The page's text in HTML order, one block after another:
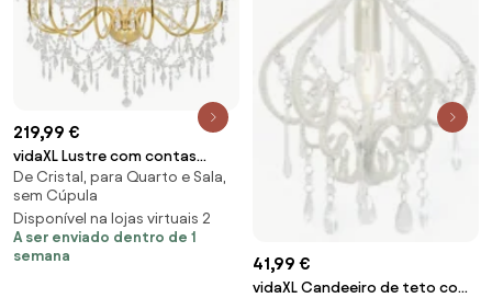
219,99 €
vidaXL Lustre com contas
lâmpadas 12 x E14 dourado
De Cristal, para Quarto e Sala,
sem Cúpula
Disponível na lojas virtuais 2
A ser enviado dentro de 1
semana
41,99 €
vidaXL Candeeiro de teto com